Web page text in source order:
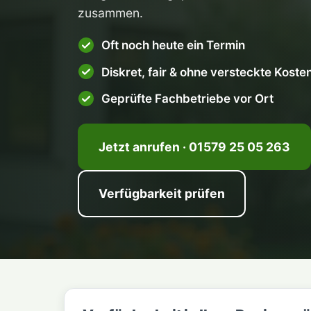
zusammen.
Oft noch heute ein Termin
Diskret, fair & ohne versteckte
Geprüfte Fachbetriebe vor Ort
Jetzt anrufen · 01579 25 05 263
Verfügbarkeit prüfen